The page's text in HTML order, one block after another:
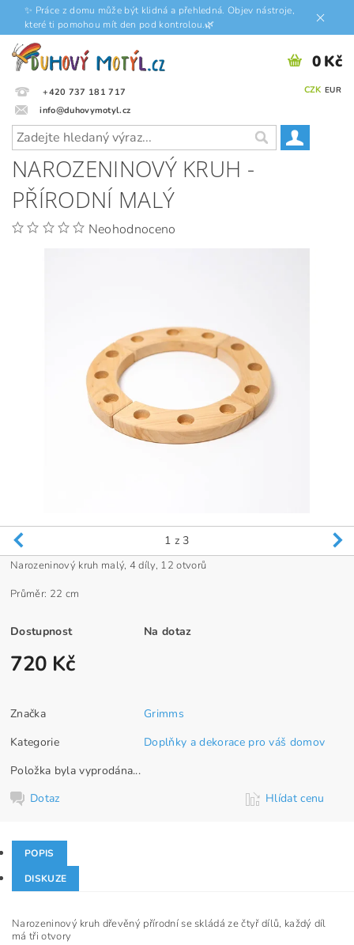
✨ Práce z domu může být klidná a přehledná. Objev nástroje,
které ti pomohou mít den pod kontrolou.🌿
+420 737 181 717
info@duhovymotyl.cz
CZK EUR
0 Kč
NAROZENINOVÝ KRUH -
PŘÍRODNÍ MALÝ
Neohodnoceno
1 z 3
Narozeninový kruh malý, 4 díly, 12 otvorů
Průměr: 22 cm
Dostupnost Na dotaz
720 Kč
Značka
Grimms
Kategorie
Doplňky a dekorace pro váš domov
Položka byla vyprodána...
Dotaz
Hlídat cenu
POPIS
DISKUZE
Narozeninový kruh dřevěný přírodní se skládá ze čtyř dílů, každý díl
má tři otvory